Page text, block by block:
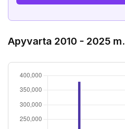
Apyvarta 2010 - 2025 m.